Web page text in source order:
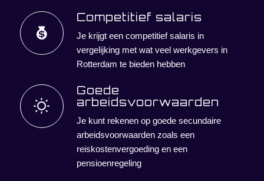
Competitief salaris
Je krijgt een competitief salaris in
vergelijking met wat veel werkgevers in
Rotterdam te bieden hebben
Goede
arbeidsvoorwaarden
Je kunt rekenen op goede secundaire
arbeidsvoorwaarden zoals een
reiskostenvergoeding en een
pensioenregeling